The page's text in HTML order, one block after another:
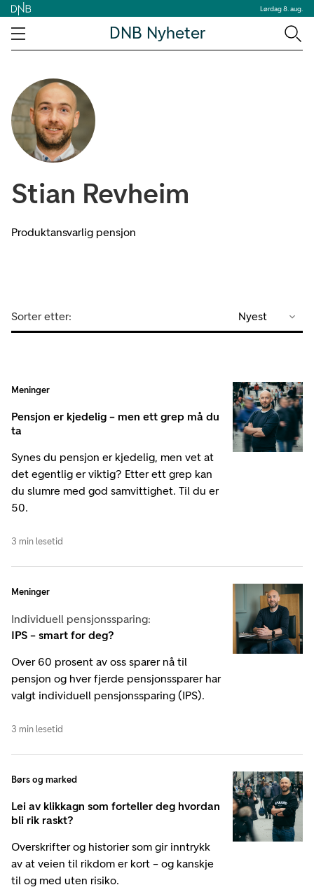
Lørdag 8. aug.
DNB Nyheter
Stian Revheim
Produktansvarlig pensjon
Sorter etter: Nyest
Meninger
Pensjon er kjedelig – men ett grep må du
ta
Synes du pensjon er kjedelig, men vet at
det egentlig er viktig? Etter ett grep kan
du slumre med god samvittighet. Til du er
50.
3 min lesetid
Meninger
Individuell pensjonssparing:
IPS – smart for deg?
Over 60 prosent av oss sparer nå til
pensjon og hver fjerde pensjonssparer har
valgt individuell pensjonssparing (IPS).
3 min lesetid
Børs og marked
Lei av klikkagn som forteller deg hvordan
bli rik raskt?
Overskrifter og historier som gir inntrykk
av at veien til rikdom er kort – og kanskje
til og med uten risiko.